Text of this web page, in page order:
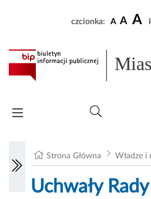
czcionka: A A A
Strona Główna Władze i
Uchwały